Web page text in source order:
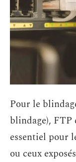
Pour le
blindage), FTP
essentiel pour
ou ceux